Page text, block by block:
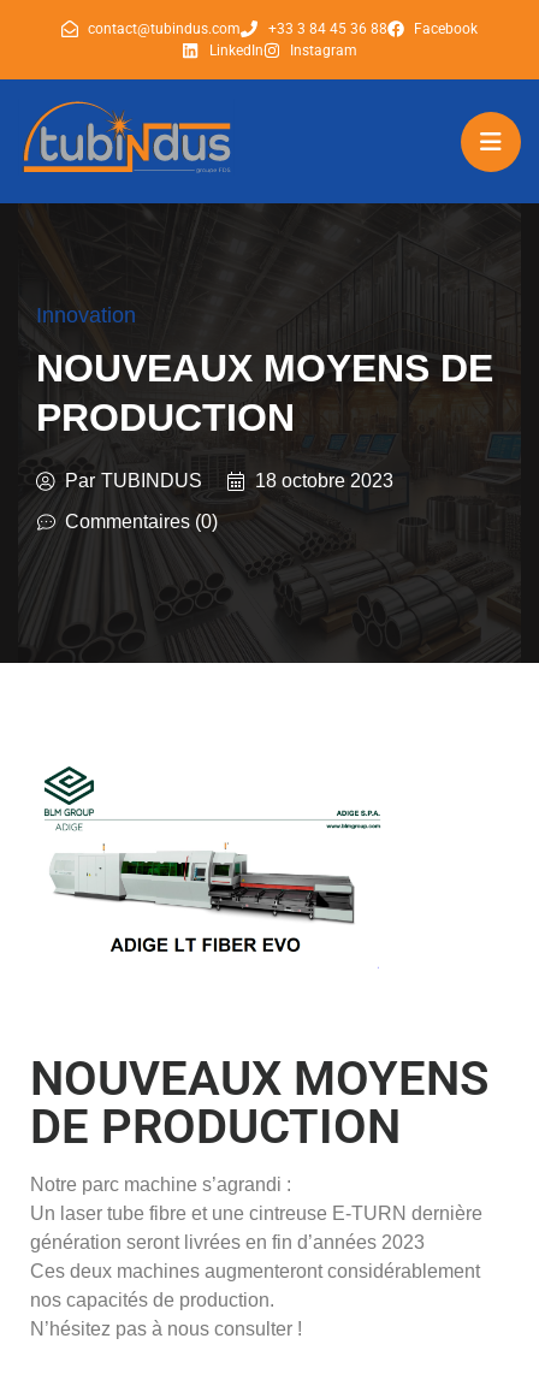
contact@tubindus.com +33 3 84 45 36 88
Facebook
LinkedIn
Instagram
Innovation
NOUVEAUX MOYENS DE
PRODUCTION
Par TUBINDUS
18 octobre 2023
Commentaires (0)
NOUVEAUX MOYENS
DE PRODUCTION
Notre parc machine s’agrandi :
Un laser tube fibre et une cintreuse E-TURN dernière
génération seront livrées en fin d’années 2023
Ces deux machines augmenteront considérablement
nos capacités de production.
N’hésitez pas à nous consulter !